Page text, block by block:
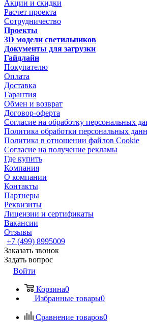
Акции и скидки
Расчет проекта
Сотрудничество
Проекты
3D модели светильников
Документы для загрузки
Гайдлайн
Покупателю
Оплата
Доставка
Гарантия
Обмен и возврат
Договор-оферта
Согласие на обработку персональных
Политика обработки персональных
Политика в отношении файлов Cookie
Согласие на получение рекламы
Где купить
Компания
О компании
Контакты
Партнеры
Реквизиты
Лицензии и сертификаты
Вакансии
Отзывы
+7 (499) 8995009
Заказать звонок
Задать вопрос
Войти
Корзина0
Избранные товары0
Сравнение товаров0